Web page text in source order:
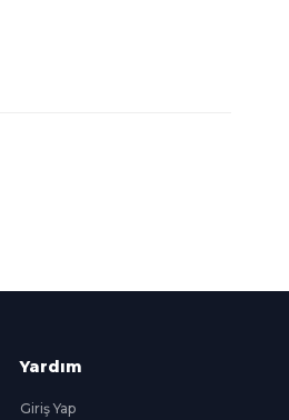
Yardım
Giriş Yap